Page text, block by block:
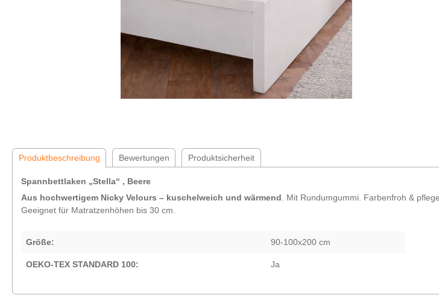
Produktbeschreibung Bewertungen Produktsicherheit
Spannbettlaken „Stella“ , Beere
Aus hochwertigem Nicky Velours – kuschelweich und wärmend . Mit Rundumgummi. Farbenfroh &
Geeignet für Matratzenhöhen bis 30 cm.
Größe: 90-100x200 cm
OEKO-TEX STANDARD 100: Ja